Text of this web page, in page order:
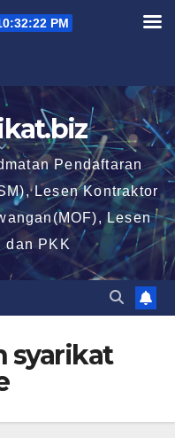
PM
Pendaftaran
Lesen Kontraktor
Lesen
dan PKK
syarikat